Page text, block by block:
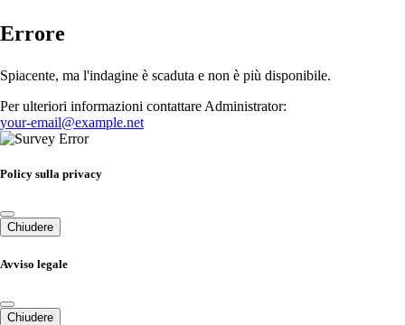
Errore
Spiacente, ma l'indagine è scaduta e non è più disponibile.
Per ulteriori informazioni contattare Administrator:
your-email@example.net
Policy sulla privacy
Chiudere
Avviso legale
Chiudere